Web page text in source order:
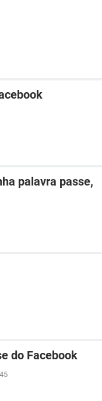
palavra passe,
do Facebook